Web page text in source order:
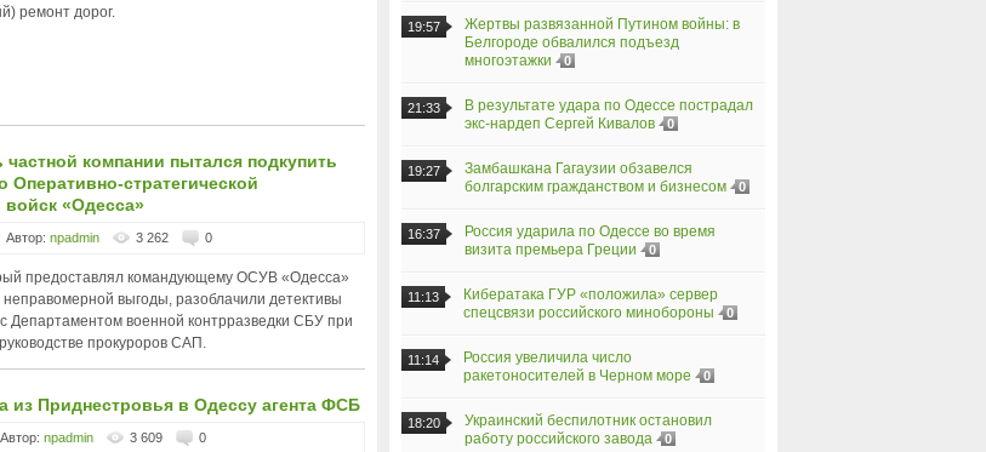
ремонт дорог.
частной компании пытался подкупить
Оперативно-стратегической
войск «Одесса»
Автор: npadmin 3 262 0
предоставлял командующему ОСУВ «Одесса»
неправомерной выгоды, разоблачили детективы
Департаментом военной контрразведки СБУ при
прокуроров САП.
из Приднестровья в Одессу агента ФСБ
Автор: npadmin 3 609 0
19:57
Жертвы развязанной Путином войны: в
Белгороде обвалился подъезд
многоэтажки
0
21:33
В результате удара по Одессе пострадал
экс-нардеп Сергей Кивалов
0
19:27
Замбашкана Гагаузии обзавелся
болгарским гражданством и бизнесом
0
16:37
Россия ударила по Одессе во время
визита премьера Греции
0
11:13
Кибератака ГУР «положила» сервер
спецсвязи российского минобороны
0
11:14
Россия увеличила число
ракетоносителей в Черном море
0
18:20
Украинский беспилотник остановил
работу российского завода
0